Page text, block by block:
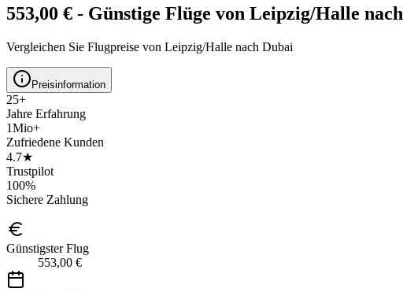
553,00 € - Günstige Flüge von Leipzig/Halle nach
Vergleichen Sie Flugpreise von Leipzig/Halle nach Dubai
Preisinformation
25+
Jahre Erfahrung
1Mio+
Zufriedene Kunden
4.7★
Trustpilot
100%
Sichere Zahlung
Günstigster Flug
553,00 €